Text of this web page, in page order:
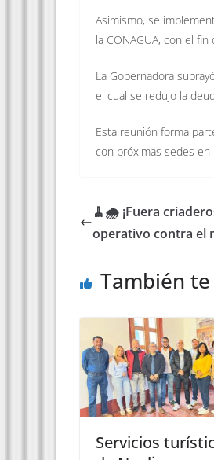
Asimismo, se
la CONAGUA, con el
La Gobernadora
el cual se redujo la
Esta reunión forma
con próximas sedes en
🧹🌧️ ¡Fuera
operativo contra el
También
Servicios